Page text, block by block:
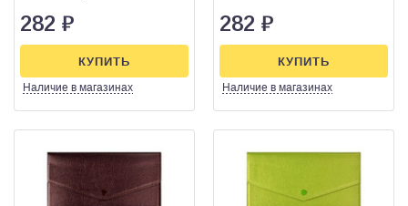
227*110 кнопка
282 ₽
Наличие в магазинах
КУПИТЬ
кнопка
282 ₽
Наличие в магазинах
КУПИТЬ